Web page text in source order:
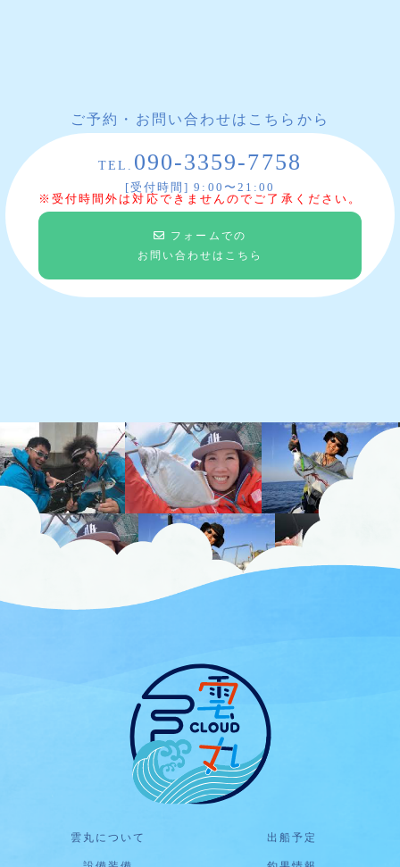
ご予約・お問い合わせはこちらから
TEL. 090-3359-7758
[受付時間] 9:00〜21:00
※受付時間外は対応できませんのでご了承ください。
フォームでの
お問い合わせはこちら
雲丸について 出船予定